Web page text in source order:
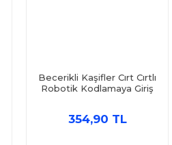
Becerikli Kaşifler Cırt Cırtlı
Robotik Kodlamaya Giriş
Kitap
354,90 TL